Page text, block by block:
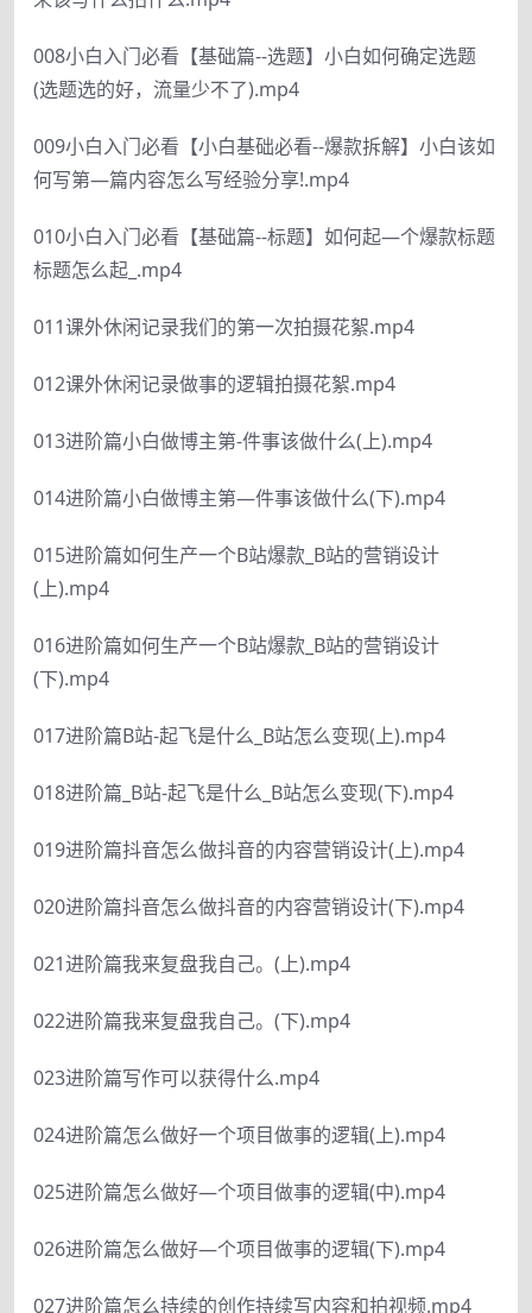
008小白入门必看【基础篇--选题】小白如何确定选题
(选题选的好，流量少不了).mp4
009小白入门必看【小白基础必看--爆款拆解】小白该如
何写第—篇内容怎么写经验分享!.mp4
010小白入门必看【基础篇--标题】如何起—个爆款标题
标题怎么起_.mp4
011课外休闲记录我们的第一次拍摄花絮.mp4
012课外休闲记录做事的逻辑拍摄花絮.mp4
013进阶篇小白做博主第-件事该做什么(上).mp4
014进阶篇小白做博主第—件事该做什么(下).mp4
015进阶篇如何生产一个B站爆款_B站的营销设计
(上).mp4
016进阶篇如何生产一个B站爆款_B站的营销设计
(下).mp4
017进阶篇B站-起飞是什么_B站怎么变现(上).mp4
018进阶篇_B站-起飞是什么_B站怎么变现(下).mp4
019进阶篇抖音怎么做抖音的内容营销设计(上).mp4
020进阶篇抖音怎么做抖音的内容营销设计(下).mp4
021进阶篇我来复盘我自己。(上).mp4
022进阶篇我来复盘我自己。(下).mp4
023进阶篇写作可以获得什么.mp4
024进阶篇怎么做好一个项目做事的逻辑(上).mp4
025进阶篇怎么做好—个项目做事的逻辑(中).mp4
026进阶篇怎么做好—个项目做事的逻辑(下).mp4
027进阶篇怎么持续的创作持续写内容和拍视频.mp4